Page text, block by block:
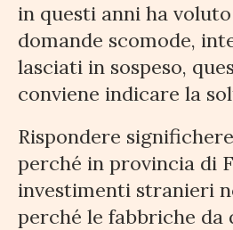
in questi anni ha
domande scomode,
lasciati in sospeso,
conviene indicare la
Rispondere
perché in provincia di
investimenti stranieri
perché le fabbriche da